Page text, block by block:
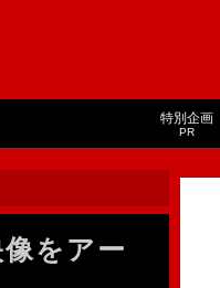
特別企画
PR
をアー